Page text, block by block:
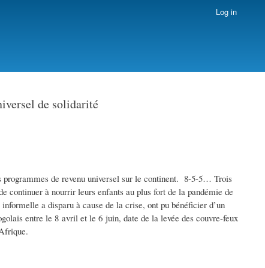
Log in
de solidarité
programmes de revenu universel sur le continent. 8-5-5… Trois
continuer à nourrir leurs enfants au plus fort de la pandémie de
a disparu à cause de la crise, ont pu bénéficier d’un
entre le 8 avril et le 6 juin, date de la levée des couvre-feux